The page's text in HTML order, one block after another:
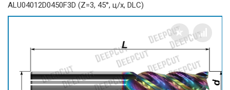
ALU04012D0450F3D (Z=3, 45°, ц/х, DLC)